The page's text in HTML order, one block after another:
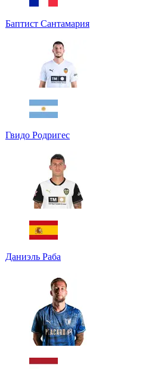
Баптист Сантамария
Гвидо Родригес
Даниэль Раба